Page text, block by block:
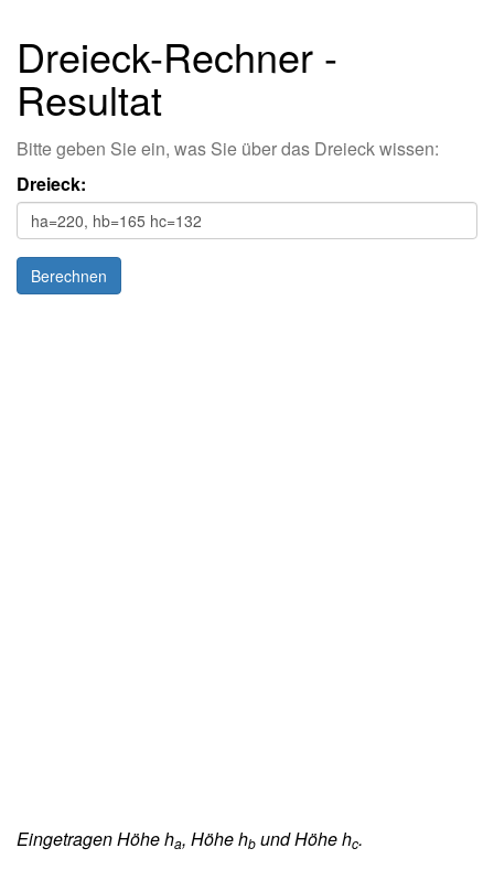
Dreieck-Rechner -
Resultat
Bitte geben Sie ein, was Sie über das Dreieck wissen:
Dreieck:
Eingetragen Höhe ha, Höhe hb und Höhe hc.